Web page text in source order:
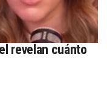
revelan cuánto